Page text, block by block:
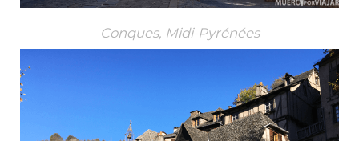
Conques, Midi-Pyrénées